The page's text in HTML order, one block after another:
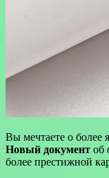
Вы мечтаете о более
Новый документ об
более престижной